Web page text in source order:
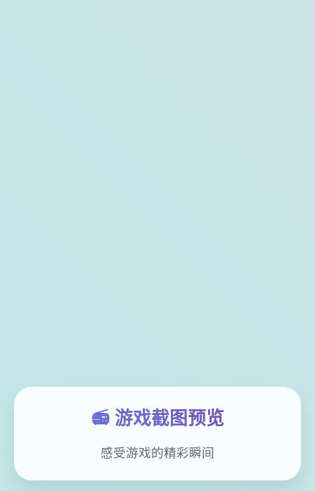
📻 游戏截图预览
感受游戏的精彩瞬间